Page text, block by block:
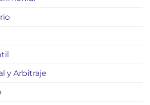
y Arbitraje